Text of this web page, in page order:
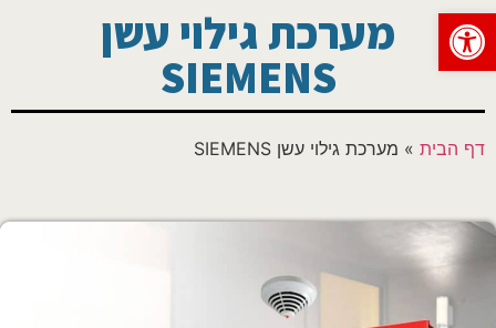
פתח סרגל נגישות
מערכת גילוי עשן
SIEMENS
דף הבית » מערכת גילוי עשן SIEMENS